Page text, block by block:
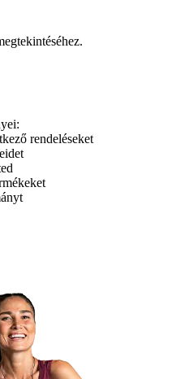
rendeléseket